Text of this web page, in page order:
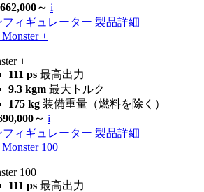
～ i
フィギュレーター 製品詳細
Monster +
+
111 ps 最高出力
9.3 kgm 最大トルク
175 kg 装備重量（燃料を除く）
～ i
フィギュレーター 製品詳細
Monster 100
100
111 ps 最高出力